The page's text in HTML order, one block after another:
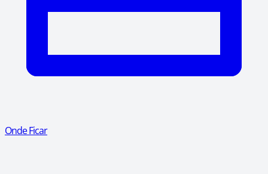
Onde Ficar